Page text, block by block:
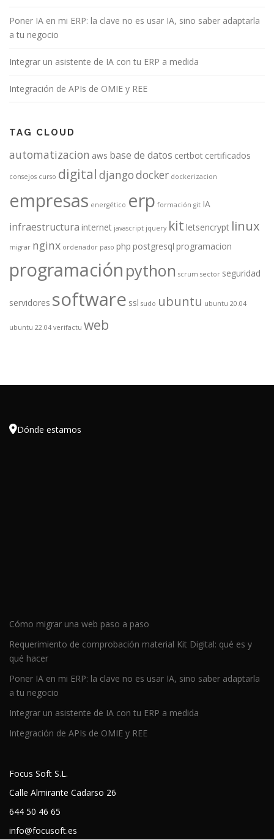
Poner IA en mi ERP: la clave no es usar IA, sino saber adaptarla
a tu negocio
Integrar un asistente de IA con tu ERP a medida
Integración de APIs de OMIE y REE
TAG CLOUD
automatizacion aws base de datos certbot certificados
consejos curso digital djangodocker dockerizacion
empresas energético erp formación git IA
infraestructura internet javascript jquery kit letsencrypt linux
migrar nginx ordenador paso php postgresql programacion
programación python scrum sector seguridad
servidores software ssl sudo ubuntu ubuntu 20.04
ubuntu 22.04 verifactu web
Dónde estamos
Cómo migrar una web paso a paso
Requerimiento de comprobación material Kit Digital: qué es y
qué hacer
Poner IA en mi ERP: la clave no es usar IA, sino saber adaptarla
a tu negocio
Integrar un asistente de IA con tu ERP a medida
Integración de APIs de OMIE y REE
Focus Soft S.L.
Calle Almirante Cadarso 26
644 50 46 65
info@focusoft.es